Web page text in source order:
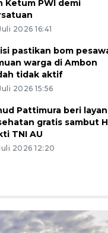
Ketum PWI demi
2026 16:41
pastikan bom
warga di Ambon
tidak aktif
2026 15:56
Pattimura beri
gratis sambut
TNI AU
2026 12:20